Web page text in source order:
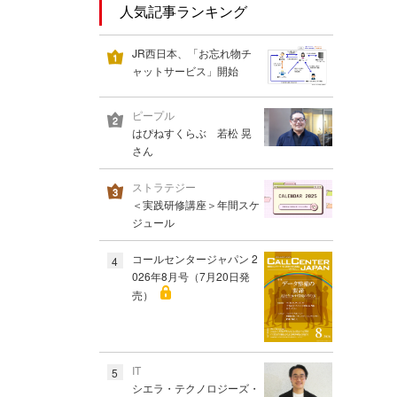
人気記事ランキング
JR西日本、「お忘れ物チ
ャットサービス」開始
ピープル
はぴねすくらぶ 若松 晃
さん
ストラテジー
＜実践研修講座＞年間スケ
ジュール
4
コールセンタージャパン 2
026年8月号（7月20日発
売）
5
IT
シエラ・テクノロジーズ・